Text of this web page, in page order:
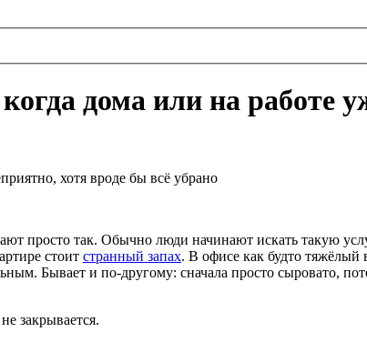
дома или на работе
хотя вроде бы всё убрано
просто так. Обычно люди начинают искать такую
стоит странный запах. В офисе как будто тяжёлый
Бывает и по-другому: сначала просто сыровато,
закрывается.